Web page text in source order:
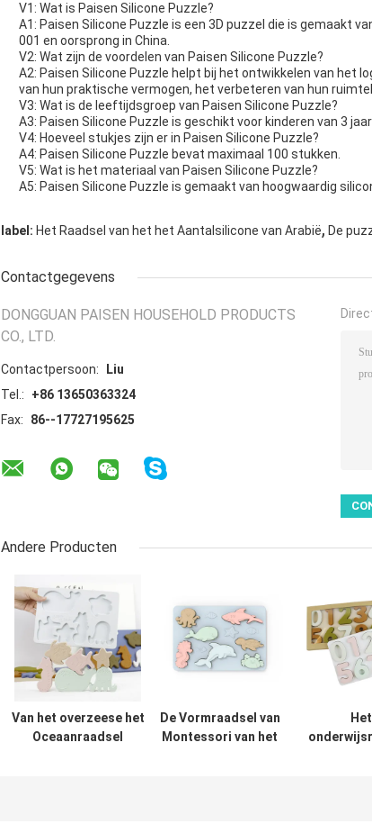
V1: Wat is Paisen Silicone Puzzle?
A1: Paisen Silicone Puzzle is een 3D puzzel die is gemaakt
001 en oorsprong in China.
V2: Wat zijn de voordelen van Paisen Silicone Puzzle?
A2: Paisen Silicone Puzzle helpt bij het ontwikkelen van het
van hun praktische vermogen, het verbeteren van hun
V3: Wat is de leeftijdsgroep van Paisen Silicone Puzzle?
A3: Paisen Silicone Puzzle is geschikt voor kinderen van 3
V4: Hoeveel stukjes zijn er in Paisen Silicone Puzzle?
A4: Paisen Silicone Puzzle bevat maximaal 100 stukken.
V5: Wat is het materiaal van Paisen Silicone Puzzle?
A5: Paisen Silicone Puzzle is gemaakt van hoogwaardig
label: Het Raadsel van het het Aantalsilicone van Arabië, De
Contactgegevens
DONGGUAN PAISEN HOUSEHOLD PRODUCTS
CO., LTD.
Contactpersoon:
Liu
Tel.:
+86 13650363324
Fax:
86--17727195625
Andere Producten
Van het overzeese het
Oceaanraadsel
De Vormraadsel van
Montessori van het
Het